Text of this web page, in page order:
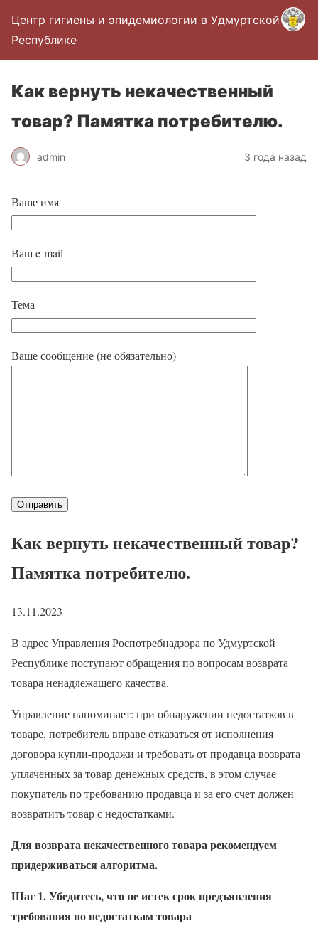
Центр гигиены и эпидемиологии в Удмуртской
Республике
Как вернуть некачественный
товар? Памятка потребителю.
admin 3 года назад
Ваше имя
Ваш e-mail
Тема
Ваше сообщение (не обязательно)
Как вернуть некачественный товар?
Памятка потребителю.
13.11.2023
В адрес Управления Роспотребнадзора по Удмуртской
Республике поступают обращения по вопросам возврата
товара ненадлежащего качества.
Управление напоминает: при обнаружении недостатков в
товаре, потребитель вправе отказаться от исполнения
договора купли-продажи и требовать от продавца возврата
уплаченных за товар денежных средств, в этом случае
покупатель по требованию продавца и за его счет должен
возвратить товар с недостатками.
Для возврата некачественного товара рекомендуем
придерживаться алгоритма.
Шаг 1.Убедитесь, что не истек срок предъявления
требования по недостаткам товара